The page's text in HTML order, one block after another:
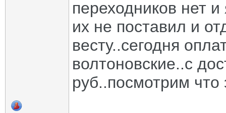
переходников нет
их не поставил и
весту..сегодня
волтоновские..с
руб..посмотрим что